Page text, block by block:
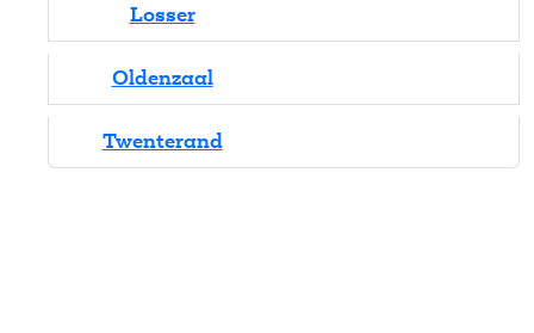
Losser
Oldenzaal
Twenterand